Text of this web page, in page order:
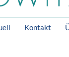
Kontakt